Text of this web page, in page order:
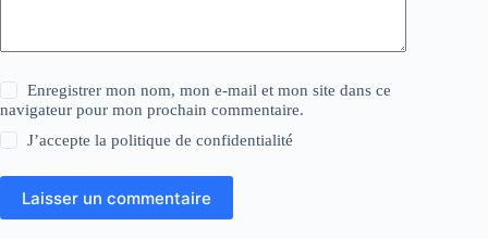
Enregistrer mon nom, mon e-mail et mon site dans ce
navigateur pour mon prochain commentaire.
J’accepte lapolitique de confidentialité
Laisser un commentaire